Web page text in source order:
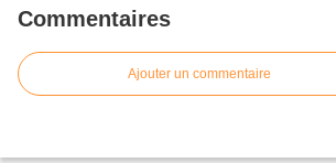
Commentaires
Ajouter un commentaire